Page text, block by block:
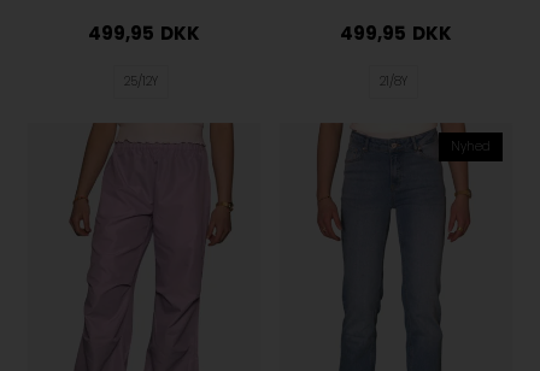
499,95 DKK
25/12Y
499,95 DKK
21/8Y
Nyhed